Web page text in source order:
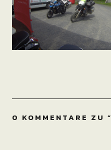
0 KOMMENTARE ZU “